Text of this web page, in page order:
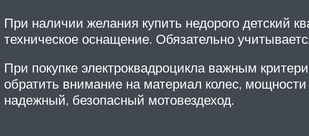
При наличии желания купить недорого детский
техническое оснащение. Обязательно
При покупке электроквадроцикла важным
обратить внимание на материал колес,
надежный, безопасный мотовездеход.